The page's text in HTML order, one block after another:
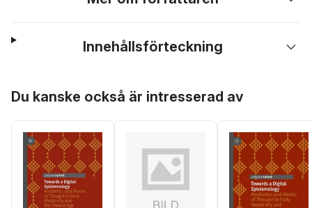
Innehållsförteckning
Du kanske också är intresserad av